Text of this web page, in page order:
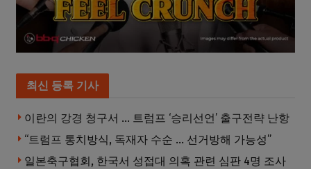
최신 등록 기사
이란의 강경 청구서 … 트럼프 ‘승리선언’ 출구전략 난항
“트럼프 통치방식, 독재자 수순 … 선거방해 가능성”
일본축구협회, 한국서 성접대 의혹 관련 심판 4명 조사